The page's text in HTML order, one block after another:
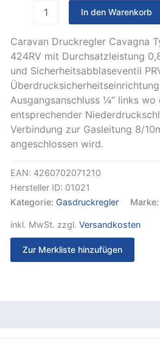
x
G1/4LH-
KN
1St
mit
Manometer
Menge
In den Warenkorb
Caravan Druckregler Cavagna
424RV mit Durchsatzleistung
und Sicherheitsabblaseventil
Ausgangsanschluss ¼“ links wo
entsprechender
Verbindung zur Gasleitung 8/
angeschlossen wird.
EAN: 4260702071210
Hersteller ID: 01021
Kategorie: Gasdruckregler Marke:
inkl. MwSt. zzgl. Versandkosten
Zur Merkliste hinzufügen